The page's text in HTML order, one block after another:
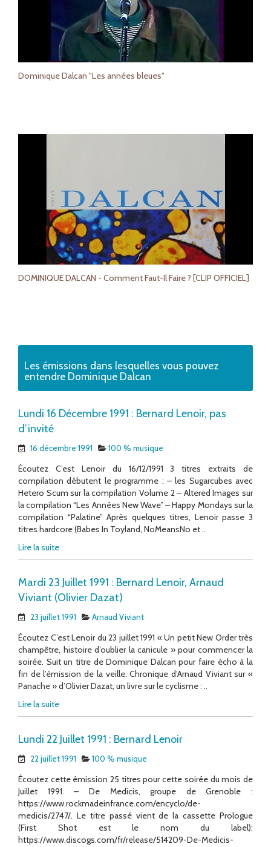
Dominique Dalcan "Les années bleues"
DOMINIQUE DALCAN - Comment Faut-Il Faire ? [CLIP OFFICIEL]
Les émissions dans lesquelles vous pouvez
entendre Dominique Dalcan
Lundi 16 Décembre 1991 : Bernard Lenoir, pas
d’invité
16 décembre 1991 100 % musique
Écoutez C’est Lenoir du 16/12/1991 3 titres extraits de
compilation débutent le programme : – les Sugarcubes avec
Hetero Scum sur la compilation Volume 2 – Altered Images sur
la compilation “Les Années New Wave” – Happy Mondays sur la
compilation “Palatine” Après quelques titres, Lenoir passe 3
titres hardcore (Babes In Toyland, NoMeansNo et ..
Lire la suite
Mardi 23 Juillet 1991 : Bernard Lenoir, Arnaud
Viviant (Olivier Dazat)
23 juillet 1991 Arnaud Viviant
Écoutez C’est Lenoir du 23 juillet 1991 « Un petit New Order très
champêtre, histoire d’oublier la canicule » pour commencer la
soirée. Suit un titre de Dominique Dalcan pour faire écho à la
fin de l’émission de la veille. Chronique d’Arnaud Viviant sur «
Panache » d’Olivier Dazat, un livre sur le cyclisme : ..
Lire la suite
Lundi 22 Juillet 1991 : Bernard Lenoir
22 juillet 1991 100 % musique
Écoutez cette émission 25 titres pour cette soirée du mois de
Juillet 1991. – De Medicis, groupe de Grenoble :
https://www.rockmadeinfrance.com/encyclo/de-
medicis/2747/. Le titre passé vient de la cassette Prologue
(First Shot est le nom du label):
https://www.discogs.com/fr/release/514209-De-Medicis-